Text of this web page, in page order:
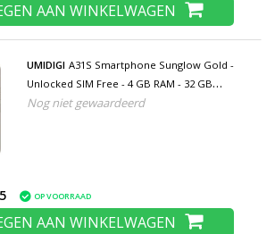
AAN WINKELWAGEN
UMIDIGI A31S Smartphone Sunglow Gold -
Unlocked SIM Free - 4 GB RAM - 32 GB
Opslag - 16MP Camera - 5150mAh Batterij -
Nog niet gewaardeerd
OP VOORRAAD
AAN WINKELWAGEN